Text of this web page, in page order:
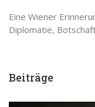
Eine Wiener
Diplomatie,
Beiträge